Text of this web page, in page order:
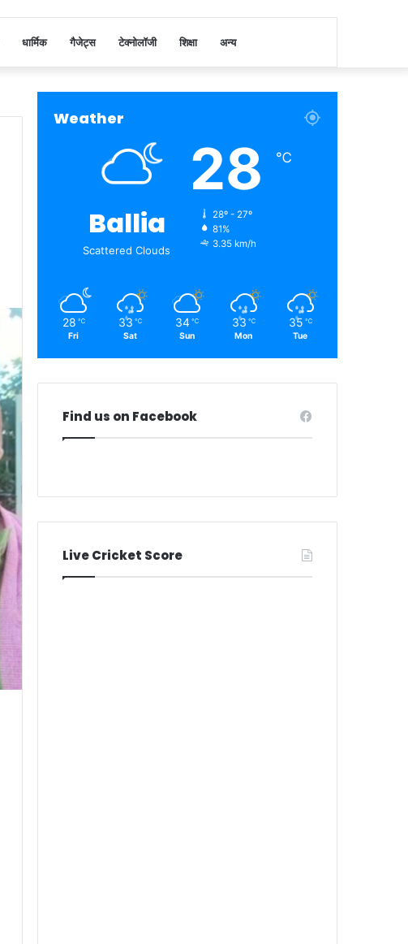
धार्मिक गैजेट्स टेक्नोलॉजी शिक्षा अन्य
Weather
Ballia
Scattered Clouds
28 ℃
28º - 27º
81%
3.35 km/h
28 ℃
Fri
33 ℃
Sat
34 ℃
Sun
33 ℃
Mon
35 ℃
Tue
Find us on Facebook
Live Cricket Score